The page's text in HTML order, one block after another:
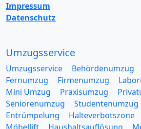
Impressum
Datenschutz
Umzugsservice
Umzugsservice Behördenumzug
Fernumzug
Firmenumzug
Mini Umzug
Praxisumzug
Seniorenumzug
Studentenumzug
Entrümpelung
Halteverbotszone